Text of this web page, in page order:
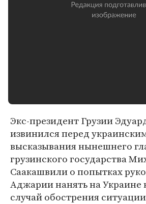
Экс-президент Грузии
извинился перед
высказывания нынешнего
грузинского государства
Саакашвили о попытках
Аджарии нанять на Украине
случай обострения